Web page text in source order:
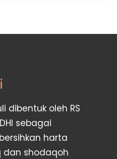
dibentuk oleh RS
sebagai
harta
dan shodaqoh